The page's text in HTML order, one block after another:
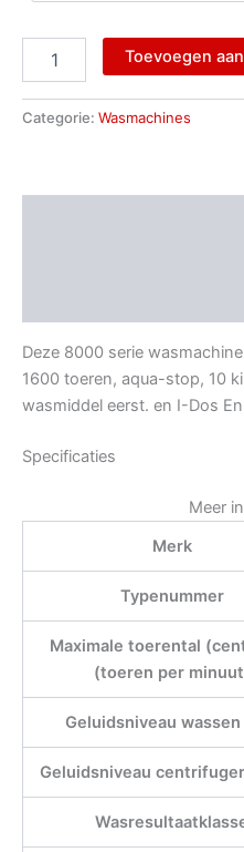
Toevoegen
Categorie: Wasmachines
Deze 8000 serie
1600 toeren, aqua-stop, 10
wasmiddel eerst. en I-Dos
Specificaties
Meer
Merk
Typenummer
Maximale toerental
(toeren per
Geluidsniveau
Geluidsniveau